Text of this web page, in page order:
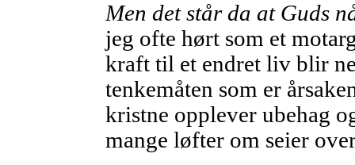
Men det står da at Guds
jeg ofte hørt som et
kraft til et endret liv blir
tenkemåten som er
kristne opplever ubehag
mange løfter om seier